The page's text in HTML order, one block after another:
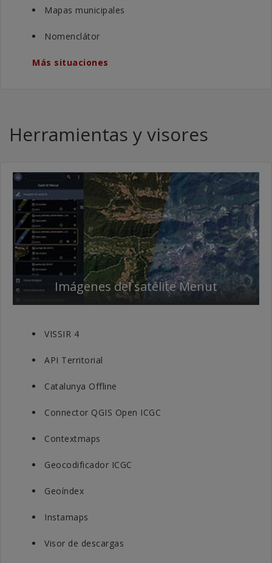
Mapas municipales
Nomenclátor
Más situaciones
Herramientas y visores
Imágenes del satélite Menut
VISSIR 4
API Territorial
Catalunya Offline
Connector QGIS Open ICGC
Contextmaps
Geocodificador ICGC
Geoíndex
Instamaps
Visor de descargas